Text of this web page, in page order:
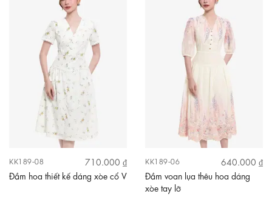
KK189-08
710.000 ₫
Đầm hoa thiết kế dáng xòe cổ V
KK189-06
640.000 ₫
Đầm voan lụa thêu hoa dáng
xòe tay lỡ